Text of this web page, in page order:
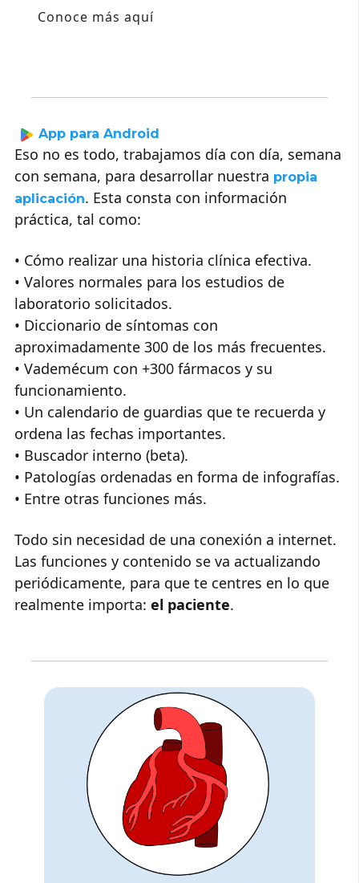
Conoce más aquí
App para Android
Eso no es todo, trabajamos día con día, semana
con semana, para desarrollar nuestra propia
aplicación. Esta consta con información
práctica, tal como:
• Cómo realizar una historia clínica efectiva.
• Valores normales para los estudios de
laboratorio solicitados.
• Diccionario de síntomas con
aproximadamente 300 de los más frecuentes.
• Vademécum con +300 fármacos y su
funcionamiento.
• Un calendario de guardias que te recuerda y
ordena las fechas importantes.
• Buscador interno (beta).
• Patologías ordenadas en forma de infografías.
• Entre otras funciones más.
Todo sin necesidad de una conexión a internet.
Las funciones y contenido se va actualizando
periódicamente, para que te centres en lo que
realmente importa: el paciente.